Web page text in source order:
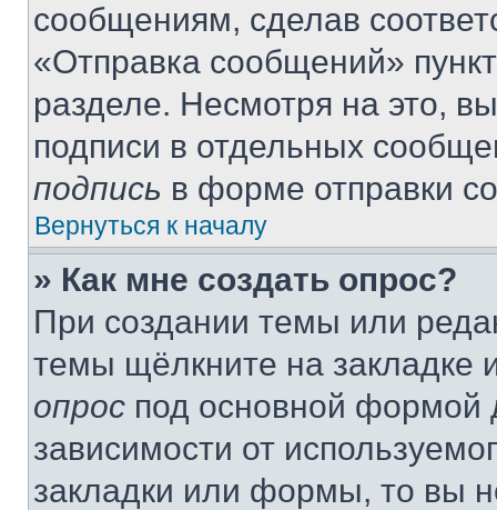
сообщениям, сделав
«Отправка сообщений»
разделе. Несмотря на это,
подписи в отдельных
подпись в форме отправки
Вернуться к началу
» Как мне создать опрос?
При создании темы или
темы щёлкните на
опрос под основной формой
зависимости от
закладки или формы, то вы